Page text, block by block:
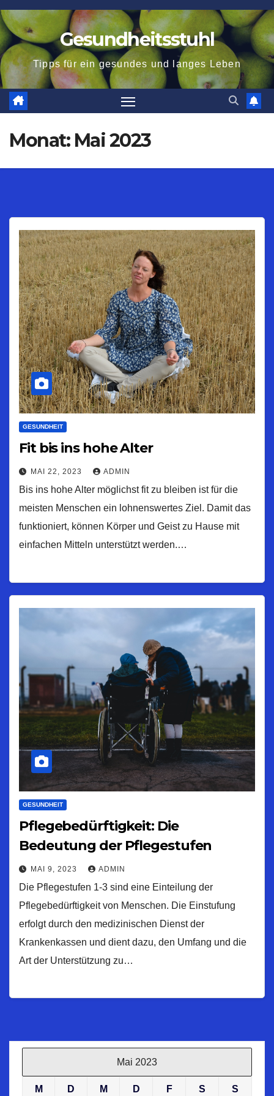
Zum
Inhalt
springen
Gesundheitsstuhl
Tipps für ein gesundes und langes Leben
Monat: Mai 2023
GESUNDHEIT
Fit bis ins hohe Alter
MAI 22, 2023 ADMIN
Bis ins hohe Alter möglichst fit zu bleiben ist für die
meisten Menschen ein lohnenswertes Ziel. Damit das
funktioniert, können Körper und Geist zu Hause mit
einfachen Mitteln unterstützt werden.…
GESUNDHEIT
Pflegebedürftigkeit: Die
Bedeutung der Pflegestufen
MAI 9, 2023 ADMIN
Die Pflegestufen 1-3 sind eine Einteilung der
Pflegebedürftigkeit von Menschen. Die Einstufung
erfolgt durch den medizinischen Dienst der
Krankenkassen und dient dazu, den Umfang und die
Art der Unterstützung zu…
Mai 2023
M D M D F S S